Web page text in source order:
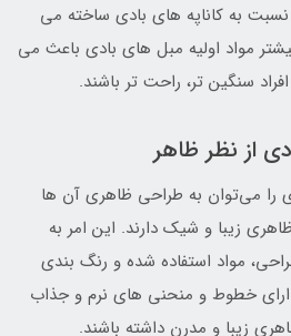
به کاناپه های بادی ساخته می
مواد اولیه مبل های بادی باعث می
سنگین تر، راحت تر باشند.
از نظر ظاهر
را می‌توان به طراحی ظاهری آن ها
زیبا و شیک دارند. این امر به
مواد استفاده شده و رنگ بندی
دارای خطوط و منحنی های نرم و جذاب
زیبا و مدرن داشته باشند.